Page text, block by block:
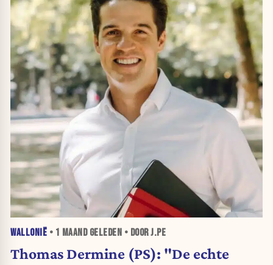
WALLONIË • 1 MAANDGELEDEN • DOOR J.PE
Thomas Dermine (PS): "De echte